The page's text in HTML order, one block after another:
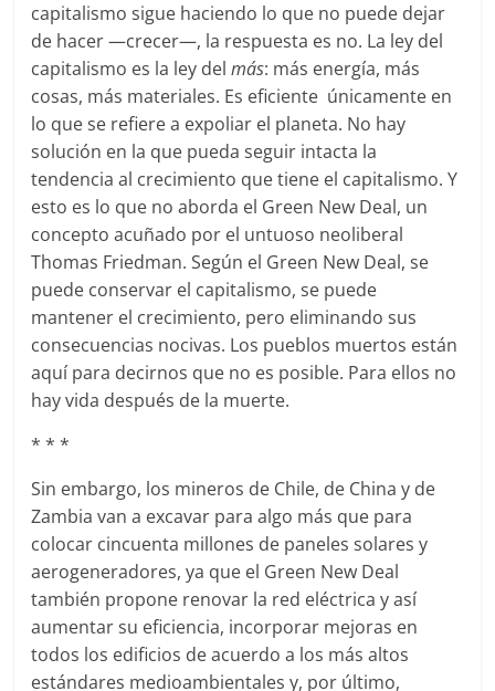
capitalismo sigue haciendo lo que no puede dejar
de hacer ―crecer―, la respuesta es no. La ley del
capitalismo es la ley delmás: más energía, más
cosas, más materiales. Es eficiente únicamente en
lo que se refiere a expoliar el planeta. No hay
solución en la que pueda seguir intacta la
tendencia al crecimiento que tiene el capitalismo. Y
esto es lo que no aborda el Green New Deal, un
concepto acuñado por el untuoso neoliberal
Thomas Friedman. Según el Green New Deal, se
puede conservar el capitalismo, se puede
mantener el crecimiento, pero eliminando sus
consecuencias nocivas. Los pueblos muertos están
aquí para decirnos que no es posible. Para ellos no
hay vida después de la muerte.
* * *
Sin embargo, los mineros de Chile, de China y de
Zambia van a excavar para algo más que para
colocar cincuenta millones de paneles solares y
aerogeneradores, ya que el Green New Deal
también propone renovar la red eléctrica y así
aumentar su eficiencia, incorporar mejoras en
todos los edificios de acuerdo a los más altos
estándares medioambientales y, por último,